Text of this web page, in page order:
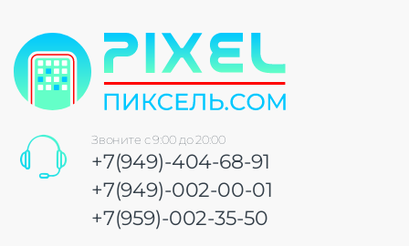
Звоните с 9:00 до 20:00
+7(949)-404-68-91
+7(949)-002-00-01
+7(959)-002-35-50